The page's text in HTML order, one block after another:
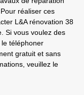
réaliser ces
L&A rénovation 38
Si vous voulez des
téléphoner
gratuit et sans
veuillez le